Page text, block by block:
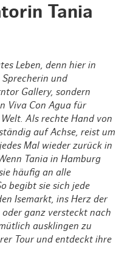
Tania
Leben, denn hier in
und
Gallery, sondern
Viva Con Agua für
Als rechte Hand von
auf Achse, reist um
Mal wieder zurück in
Tania in Hamburg
häufig an alle
begibt sie sich jede
Isemarkt, ins Herz der
ganz versteckt nach
ausklingen zu
Tour und entdeckt ihre